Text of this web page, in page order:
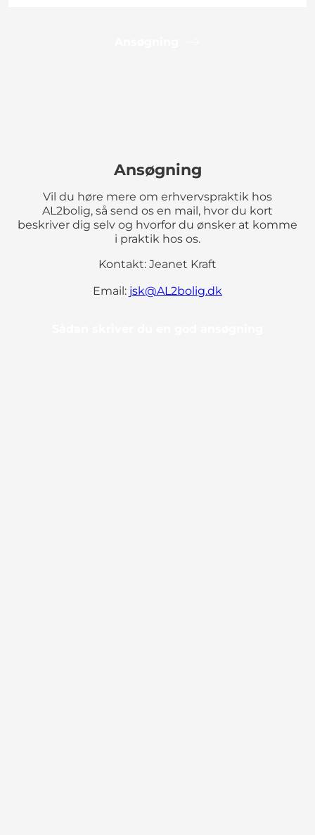
Ansøgning
Vil du høre mere om erhvervspraktik hos
AL2bolig, så send os en mail, hvor du kort
beskriver dig selv og hvorfor du ønsker at komme
i praktik hos os.
Kontakt: Jeanet Kraft
Email: jsk@AL2bolig.dk